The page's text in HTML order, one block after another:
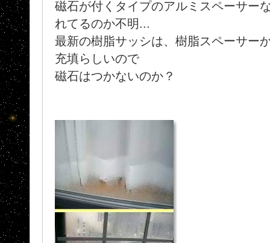
磁石が付くタイプのアルミスペーサー
れてるのか不明...
最新の樹脂サッシは、樹脂スペーサー
充填らしいので
磁石はつかないのか？